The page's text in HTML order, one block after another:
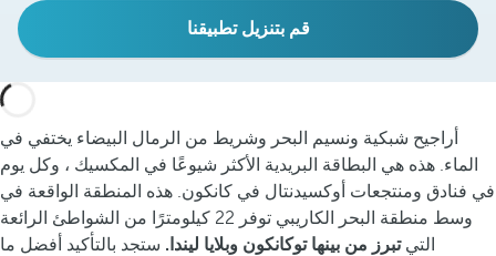
قم بتنزيل تطبيقنا
أراجيح شبكية ونسيم البحر وشريط من الرمال البيضاء يختفي في
الماء. هذه هي البطاقة البريدية الأكثر شيوعًا في المكسيك ، وكل يوم
في فنادق ومنتجعات أوكسيدنتال في كانكون. هذه المنطقة الواقعة في
وسط منطقة البحر الكاريبي توفر 22 كيلومترًا من الشواطئ الرائعة
التيتبرز من بينها توكانكون وبلايا ليندا. ستجد بالتأكيد أفضل ما